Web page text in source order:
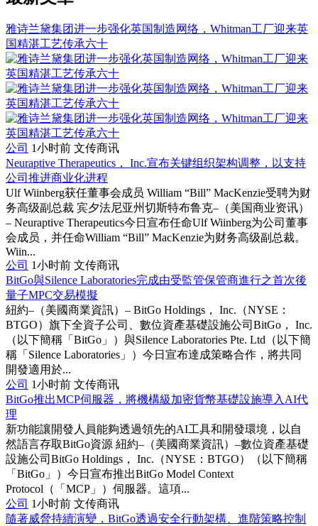
雅诗兰黛集团进一步强化英国制造网络，Whitman工厂迎来英
国精湛工艺传承六十
公司 1小时前 文传商讯
Neuraptive Therapeutics， Inc.宣布关键组织架构调整，以支持
公司推进商业化进程
Ulf Wiinberg获任董事会成员 William “Bill” MacKenzie受聘为财
务高级副总裁 宾夕法尼亚州切斯特布鲁克–（美国商业资讯）
– Neuraptive Therapeutics今日宣布任命Ulf Wiinberg为公司董事
会成员，并任命William “Bill” MacKenzie为财务高级副总裁。
Wiin...
公司 1小时前 文传商讯
BitGo與Silence Laboratories完成由受監管保管商進行之首次後
量子MPC交易模擬
紐約–（美國商業資訊）– BitGo Holdings， Inc.（NYSE：
BTGO）旗下全資子公司、數位資產基礎設施公司BitGo， Inc.
（以下簡稱「BitGo」）與Silence Laboratories Pte. Ltd（以下簡
稱「Silence Laboratories」）今日宣布達成策略合作，將共同
開發適用於...
公司 1小时前 文传商讯
BitGo推出MCP伺服器，將機構級加密貨幣基礎設施導入AI代
理
新功能讓開發人員能夠透過領先的AI工具和開發環境，以自
然語言存取BitGo資源 紐約–（美國商業資訊）–數位資產基礎
設施公司BitGo Holdings， Inc.（NYSE：BTGO）（以下簡稱
「BitGo」）今日宣布推出BitGo Model Context
Protocol（「MCP」）伺服器。這項...
公司 1小时前 文传商讯
隨著威脅持續演變，BitGo透過安全行動架構、進階策略控制